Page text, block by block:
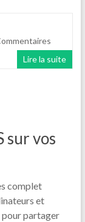
Lire la suite
sur vos
complet
et
pour partager